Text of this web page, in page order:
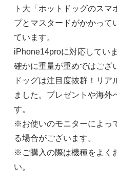
ト大「ホットドッグのス
プとマスタードがかかって
ています。
iPhone14proに対応していま
確かに重量が重めではござ
ドッグは注目度抜群！リア
ました。プレゼントや海外
す。
※お使いのモニターによっ
る場合がございます。
※ご購入の際は機種をよく
い。